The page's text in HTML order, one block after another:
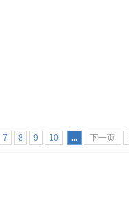
7 8 9 10 ... 下一页